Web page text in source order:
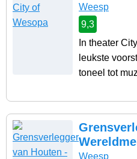
Weesp
9,3
In theater
leukste
toneel tot
Weesp